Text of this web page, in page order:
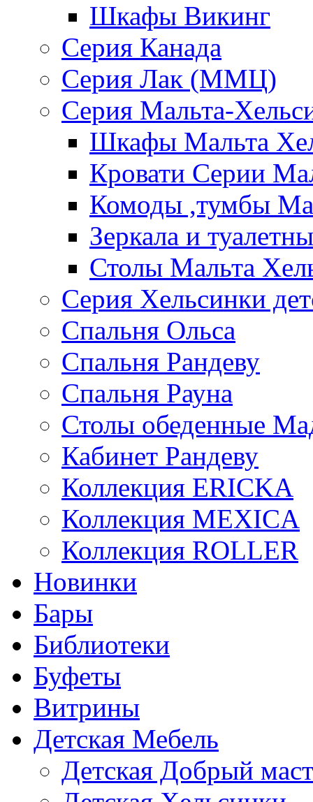
Шкафы Викинг
Серия Канада
Серия Лак (ММЦ)
Серия Мальта-
Шкафы Мальта
Кровати Серии
Комоды ,тумбы
Зеркала и
Столы Мальта
Серия Хельсинки
Спальня Ольса
Спальня Рандеву
Спальня Рауна
Столы обеденные
Кабинет Рандеву
Коллекция ERICKA
Коллекция MEXICA
Коллекция ROLLER
Новинки
Бары
Библиотеки
Буфеты
Витрины
Детская Мебель
Детская Добрый